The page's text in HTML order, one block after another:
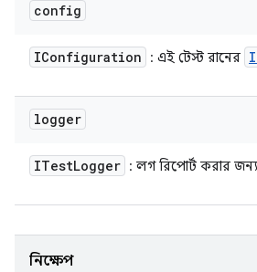
config
IConfiguration : এই টেস্ট রানের
logger
ITestLogger : লগ রিপোর্ট করার জন্য
নিক্ষেপ